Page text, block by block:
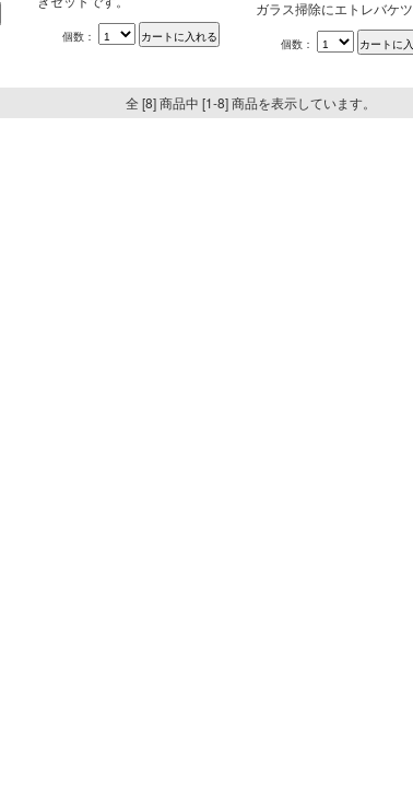
個数：
ガラス掃除にエトレバケツ
個数：
全 [8] 商品中 [1-8] 商品を表示しています。